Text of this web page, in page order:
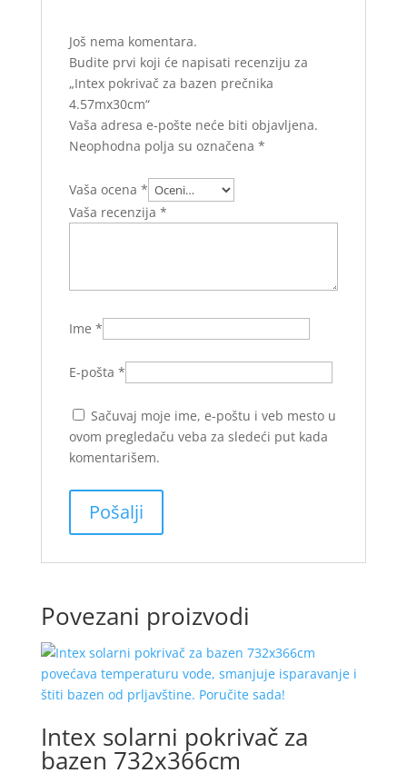
Još nema komentara.
Budite prvi koji će napisati recenziju za
„Intex pokrivač za bazen prečnika
4.57mx30cm“
Vaša adresa e-pošte neće biti objavljena.
Neophodna polja su označena *
Vaša ocena *
Vaša recenzija *
Ime *
E-pošta *
Sačuvaj moje ime, e-poštu i veb mesto u
ovom pregledaču veba za sledeći put kada
komentarišem.
Povezani proizvodi
Intex solarni pokrivač za
bazen 732x366cm